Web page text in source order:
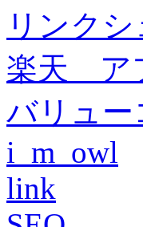
リンク
楽天 ア
バリュ
i_m_owl
link